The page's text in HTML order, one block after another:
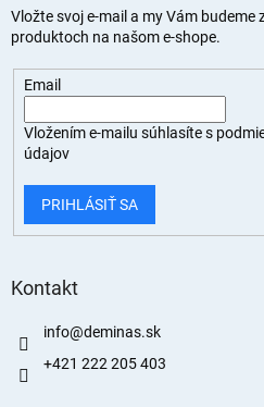
Vložte svoj e-mail a my Vám
produktoch na našom e-shope.
Email
Vložením e-mailu súhlasíte s
údajov
PRIHLÁSIŤ SA
Kontakt
info@deminas.sk
+421 222 205 403